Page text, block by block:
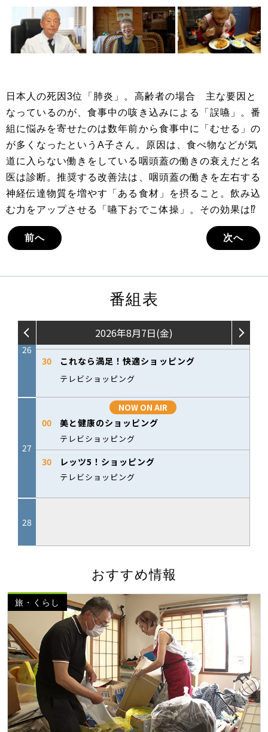
日本人の死因3位「肺炎」。高齢者の場合 主な要因と
なっているのが、食事中の咳き込みによる「誤嚥」。番
組に悩みを寄せたのは数年前から食事中に「むせる」の
が多くなったというA子さん。原因は、食べ物などが気
道に入らない働きをしている咽頭蓋の働きの衰えだと名
医は診断。推奨する改善法は、咽頭蓋の働きを左右する
神経伝達物質を増やす「ある食材」を摂ること。飲み込
む力をアップさせる「嚥下おでこ体操」。その効果は⁉
前へ 次へ
番組表
おすすめ情報
旅・くらし